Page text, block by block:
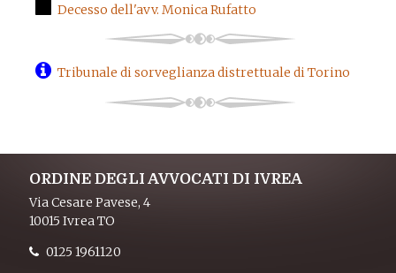
Decesso dell'avv. Monica Rufatto
Tribunale di sorveglianza distrettuale di Torino
ORDINE DEGLI AVVOCATI DI IVREA
Via Cesare Pavese, 4
10015 Ivrea TO
0125 1961120